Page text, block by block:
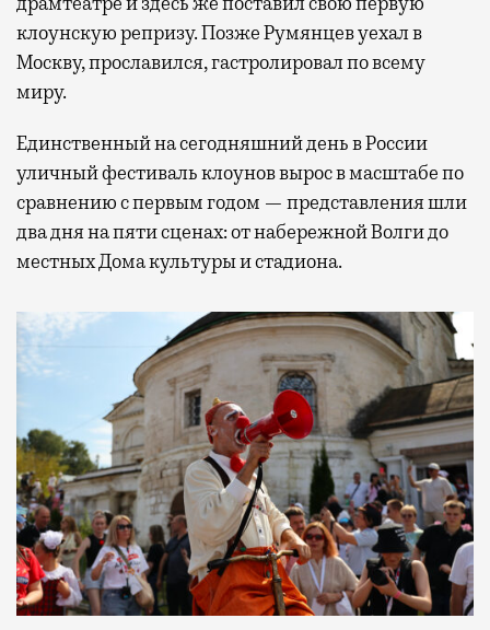
клоунскую репризу. Позже Румянцев уехал в
Москву, прославился, гастролировал по всему
миру.
Единственный на сегодняшний день в России
уличный фестиваль клоунов вырос в масштабе по
сравнению с первым годом — представления шли
два дня на пяти сценах: от набережной Волги до
местных Дома культуры и стадиона.